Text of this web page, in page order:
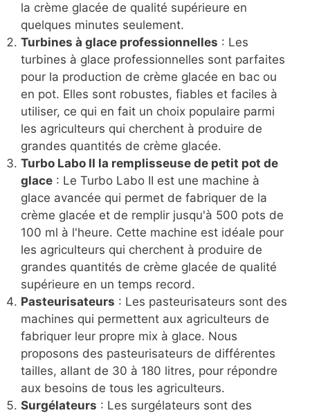
la crème glacée de qualité supérieure en
quelques minutes seulement.
Turbines à glace professionnelles : Les
turbines à glace professionnelles sont parfaites
pour la production de crème glacée en bac ou
en pot. Elles sont robustes, fiables et faciles à
utiliser, ce qui en fait un choix populaire parmi
les agriculteurs qui cherchent à produire de
grandes quantités de crème glacée.
Turbo Labo II la remplisseuse de petit pot de
glace : Le Turbo Labo II est une machine à
glace avancée qui permet de fabriquer de la
crème glacée et de remplir jusqu'à 500 pots de
100 ml à l'heure. Cette machine est idéale pour
les agriculteurs qui cherchent à produire de
grandes quantités de crème glacée de qualité
supérieure en un temps record.
Pasteurisateurs : Les pasteurisateurs sont des
machines qui permettent aux agriculteurs de
fabriquer leur propre mix à glace. Nous
proposons des pasteurisateurs de différentes
tailles, allant de 30 à 180 litres, pour répondre
aux besoins de tous les agriculteurs.
Surgélateurs : Les surgélateurs sont des